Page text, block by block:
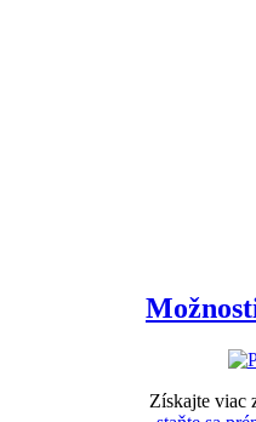
Získajte viac